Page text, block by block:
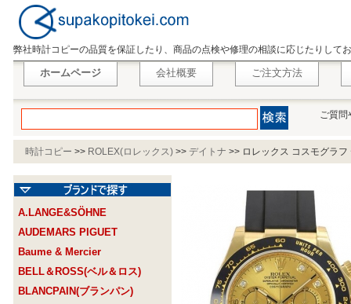
弊社時計コピーの品質を保証したり、商品の点検や修理の相談に応じたりして
ホームページ 会社概要 ご注文方法
ご質問
時計コピー >> ROLEX(ロレックス) >> デイトナ >> ロレックス コスモグラ
A.LANGE&SÖHNE
AUDEMARS PIGUET
Baume & Mercier
BELL＆ROSS(ベル＆ロス)
BLANCPAIN(ブランパン)